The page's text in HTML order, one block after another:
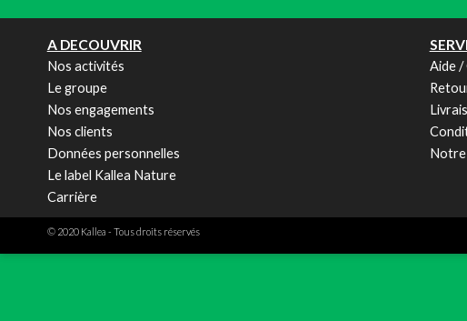
A DECOUVRIR
Nos activités
Le groupe
Nos engagements
Nos clients
Données personnelles
Le label Kallea Nature
Carrière
Aide
Notre
© 2020 Kallea - Tous droits réservés